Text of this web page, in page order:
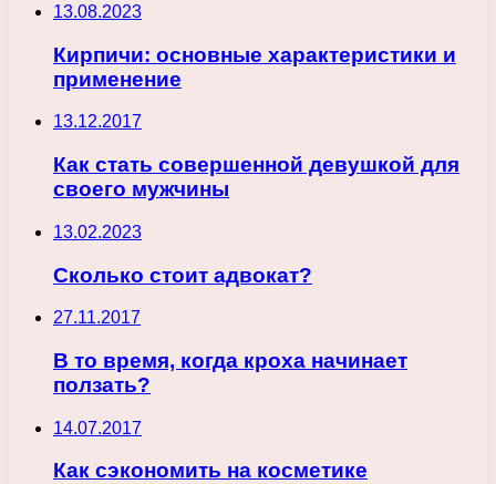
13.08.2023
Кирпичи: основные характеристики и
применение
13.12.2017
Как стать совершенной девушкой для
своего мужчины
13.02.2023
Сколько стоит адвокат?
27.11.2017
В то время, когда кроха начинает
ползать?
14.07.2017
Как сэкономить на косметике